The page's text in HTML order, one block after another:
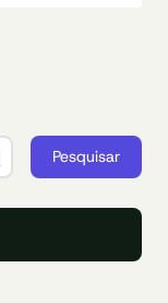
Pesquisar